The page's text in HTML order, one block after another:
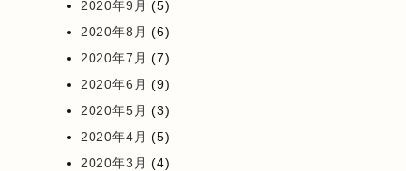
2020年9月 (5)
2020年8月 (6)
2020年7月 (7)
2020年6月 (9)
2020年5月 (3)
2020年4月 (5)
2020年3月 (4)